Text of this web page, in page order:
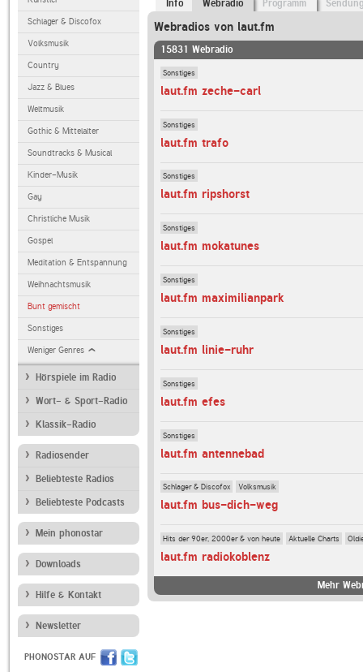
Schlager & Discofox
Volksmusik
Country
Jazz & Blues
Weltmusik
Gothic & Mittelalter
Soundtracks & Musical
Kinder-Musik
Gay
Christliche Musik
Gospel
Meditation & Entspannung
Weihnachtsmusik
Bunt gemischt
Sonstiges
Weniger Genres
Hörspiele im Radio
Wort- & Sport-Radio
Klassik-Radio
Radiosender
Beliebteste Radios
Beliebteste Podcasts
Mein phonostar
Downloads
Hilfe & Kontakt
Newsletter
PHONOSTAR AUF
Info Webradio Programm
Webradios von laut.fm
15831 Webradio
Sonstiges
laut.fm zeche-carl
Sonstiges
laut.fm trafo
Sonstiges
laut.fm ripshorst
Sonstiges
laut.fm mokatunes
Sonstiges
laut.fm maximilianpark
Sonstiges
laut.fm linie-ruhr
Sonstiges
laut.fm efes
Sonstiges
laut.fm antennebad
Schlager & Discofox Volksmusik
laut.fm bus-dich-weg
Hits der 90er, 2000er & von heute Aktuelle Charts
laut.fm radiokoblenz
Mehr